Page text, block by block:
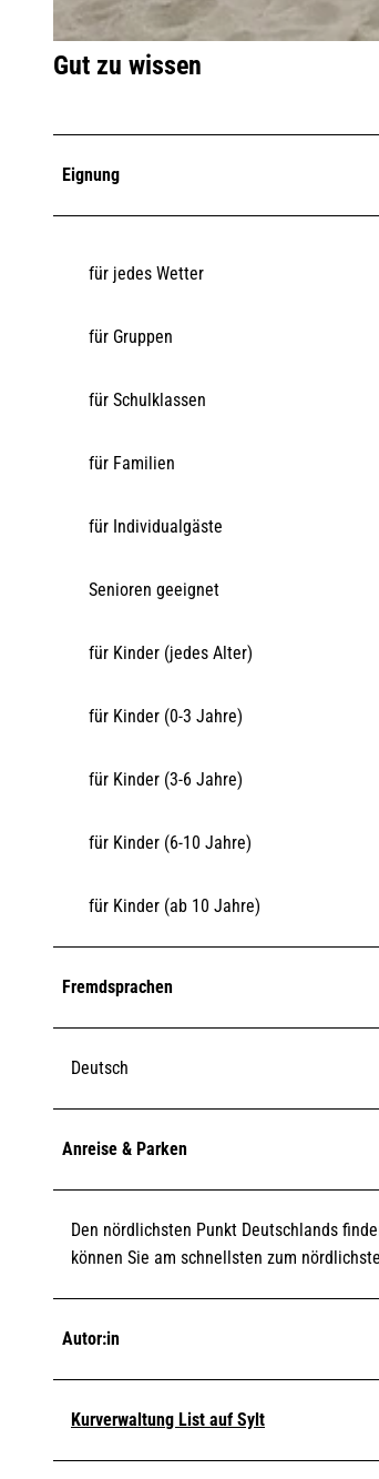
Gut zu wissen
Eignung
für jedes Wetter
für Gruppen
für Schulklassen
für Familien
für Individualgäste
Senioren geeignet
für Kinder (jedes Alter)
für Kinder (0-3 Jahre)
für Kinder (3-6 Jahre)
für Kinder (6-10 Jahre)
für Kinder (ab 10 Jahre)
Fremdsprachen
Deutsch
Anreise & Parken
Den nördlichsten Punkt Deutschlands
können Sie am schnellsten zum
Autor:in
Kurverwaltung List auf Sylt